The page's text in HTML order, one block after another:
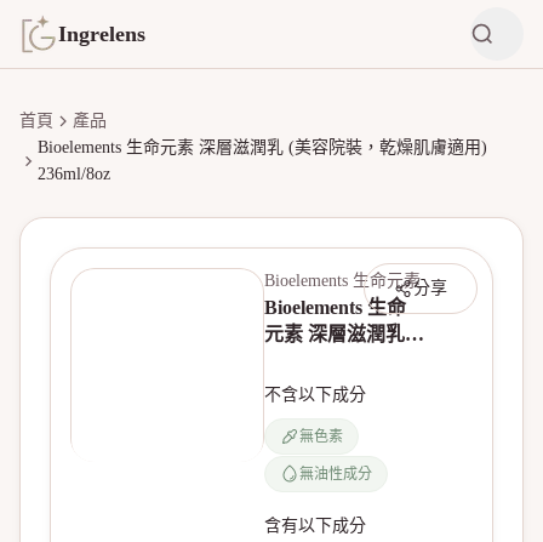
Ingrelens
首頁
產品
Bioelements 生命元素 深層滋潤乳 (美容院裝，乾燥肌膚適用)
236ml/8oz
分享
Bioelements 生命元素
Bioelements 生命
元素 深層滋潤乳
肌膚適用)
不含以下成分
無色素
無油性成分
含有以下成分